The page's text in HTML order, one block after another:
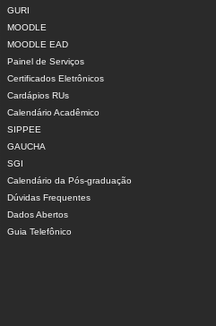
GURI
MOODLE
MOODLE EAD
Painel de Serviços
Certificados Eletrônicos
Cardápios RUs
Calendário Acadêmico
SIPPEE
GAUCHA
SGI
Calendário da Pós-graduação
Dúvidas Frequentes
Dados Abertos
Guia Telefônico